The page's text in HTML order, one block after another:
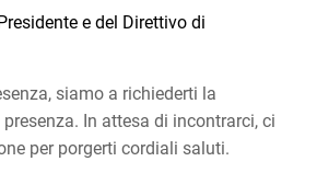
e del Direttivo di
siamo a richiederti la
In attesa di incontrarci, ci
per porgerti cordiali saluti.